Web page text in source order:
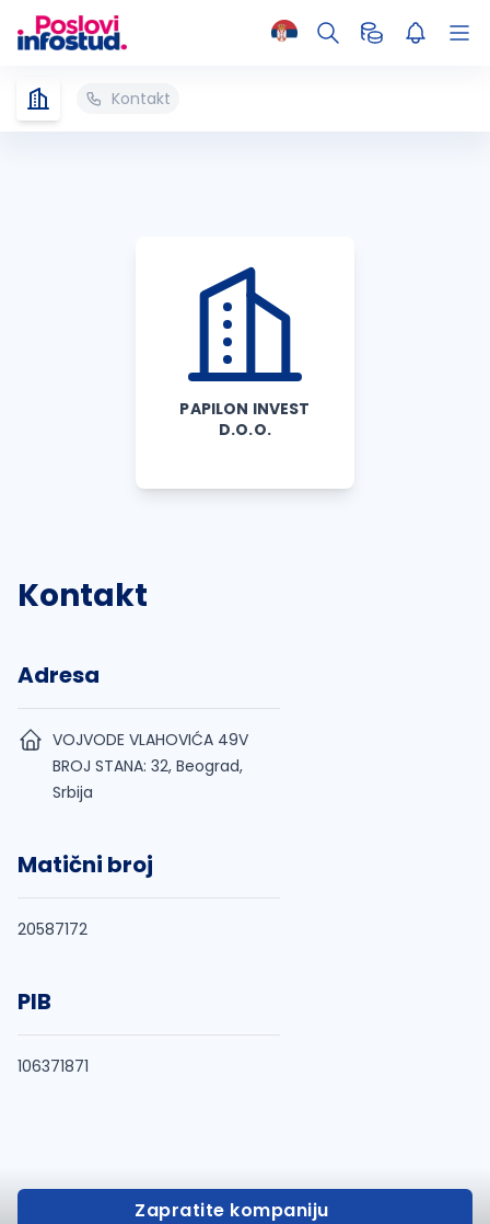
Kontakt
PAPILON INVEST
D.O.O.
Kontakt
Adresa
VOJVODE VLAHOVIĆA 49V
BROJ STANA: 32, Beograd,
Srbija
Matični broj
20587172
PIB
106371871
Zapratite kompaniju